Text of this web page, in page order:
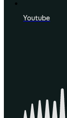
Youtube